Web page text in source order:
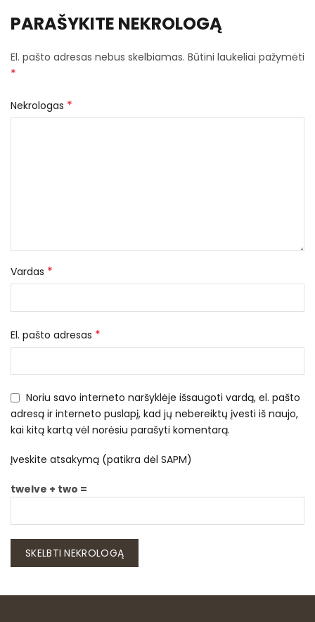
PARAŠYKITE NEKROLOGĄ
El. pašto adresas nebus skelbiamas. Būtini laukeliai pažymėti
*
Nekrologas *
Vardas *
El. pašto adresas *
Noriu savo interneto naršyklėje išsaugoti vardą, el. pašto
adresą ir interneto puslapį, kad jų nebereiktų įvesti iš naujo,
kai kitą kartą vėl norėsiu parašyti komentarą.
Įveskite atsakymą (patikra dėl SAPM)
twelve + two =